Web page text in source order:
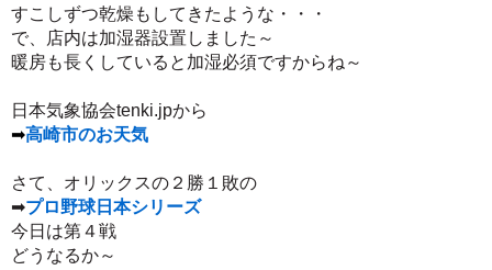
すこしずつ乾燥もしてきたような・・・
で、店内は加湿器設置しました～
暖房も長くしていると加湿必須ですからね～
日本気象協会tenki.jpから
➡高崎市のお天気
さて、オリックスの２勝１敗の
➡プロ野球日本シリーズ
今日は第４戦
どうなるか～